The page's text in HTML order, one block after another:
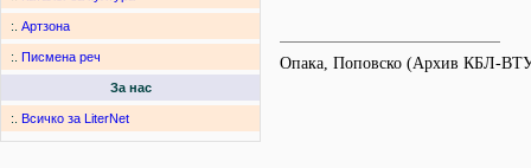
:. Артзона
:. Писмена реч
За нас
:. Всичко за LiterNet
Опака, Поповско (Архив КБЛ-